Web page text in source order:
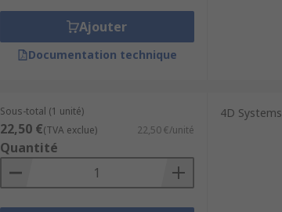
Ajouter
Documentation technique
Sous-total (1 unité)
22,50 €(TVA exclue) 22,50 €/unité
Quantité
4D Systems